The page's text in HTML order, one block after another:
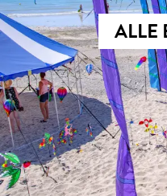
ALLE